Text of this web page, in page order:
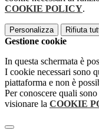
COOKIE POLICY.
Personalizza Rifiuta
Gestione cookie
In questa schermata è
I cookie necessari sono
piattaforma e non è
Per conoscere quali
visionare la COOKIE